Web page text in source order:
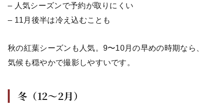
– 人気シーズンで予約が取りにくい
– 11月後半は冷え込むことも
秋の紅葉シーズンも人気。9〜10月の早めの時期なら、
気候も穏やかで撮影しやすいです。
冬（12〜2月）